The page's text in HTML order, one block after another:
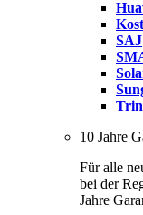
SAJ
10 Jahre
Für alle
bei der
Jahre